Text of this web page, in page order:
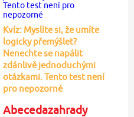
Kvíz: Myslíte si, že umíte
logicky přemýšlet?
Nenechte se napálit
zdánlivě jednoduchými
otázkami. Tento test není
pro nepozorné
Abecedazahrady